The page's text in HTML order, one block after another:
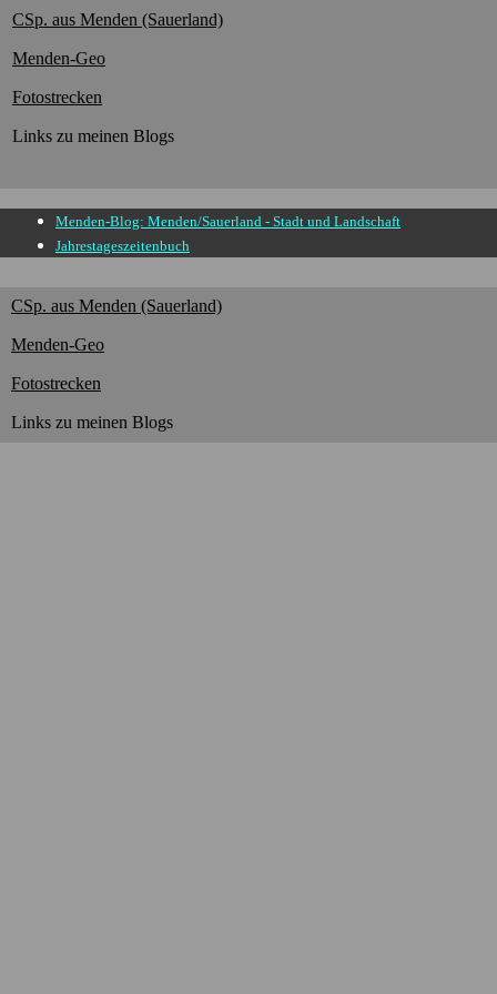
CSp. aus Menden (Sauerland)
Menden-Geo
Fotostrecken
Links zu meinen Blogs
Menden-Blog: Menden/Sauerland - Stadt und Landschaft
Jahrestageszeitenbuch
CSp. aus Menden (Sauerland)
Menden-Geo
Fotostrecken
Links zu meinen Blogs